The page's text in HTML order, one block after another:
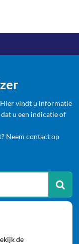
de
Hier vindt u informatie
u een indicatie of
Neem contact op